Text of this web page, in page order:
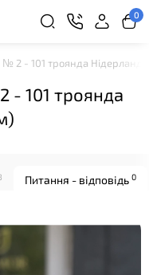
0
№ 2 - 101 троянда
- 101 троянда
Питання - відповідь 0